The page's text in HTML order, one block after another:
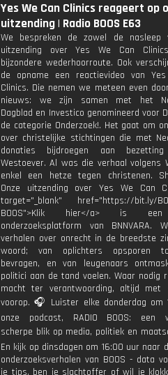
Yes We Can Clinics reageert op
uitzending | Radio BOOS E63
We bespreken de zowel de nasleep
uitzending over Yes We Can
bijzondere wederhoorroute. Ook
de opname een reactievideo van
Clinics. Die nemen we meteen even
nieuws: we zijn samen met het
Dagblad en Investico genomineerd voor
de categorie Onderzoek!. Het gaat om
over christelijke stichtingen die met
donaties bijdroegen aan
Westoever. Al was die verhaal volgens
enkel een hetze tegen christenen.
Onze uitzending over Yes We Can
target="_blank" href="https://bit.ly/
BOOS">Klik hier</a> is
onderzoeksplatform van BNNVARA.
verhalen over onrecht in de breedste
woord; van oplichters opsporen
bevragen, en van leugenaars
politici aan de tand voelen. Waar nodig
macht ter verantwoording, altijd met
voorop. 🎧 Luister elke donderdag om
onze podcast, RADIO BOOS: een
scherpe blik op media, politiek en
En kijk op dinsdagen om 16:00 uur naar
onderzoeksverhalen van BOOS - data
je tips, ben je slachtoffer of wil je